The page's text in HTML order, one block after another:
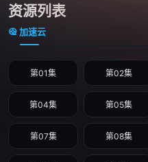
及「吸血鬼骑士guilty」「电波
稔久亦是一位经验丰富的动画脚
种族传说」「缘之空」等比较有
任近期他曾参与的作品是曾大受
等。 作品以陷入泥泞的东京为
资源列表
加速云
第01集 第02集
第04集 第05集
第07集 第08集